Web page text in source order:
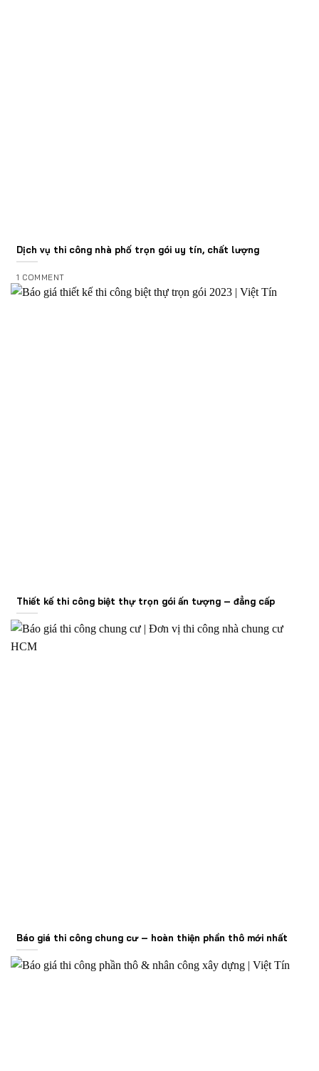
Dịch vụ thi công nhà phố trọn gói uy tín, chất lượng
1 COMMENT
Thiết kế thi công biệt thự trọn gói ấn tượng – đẳng cấp
Báo giá thi công chung cư – hoàn thiện phần thô mới nhất